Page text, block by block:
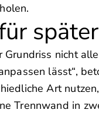
Grundriss nicht
lässt“,
Art
Trennwand in